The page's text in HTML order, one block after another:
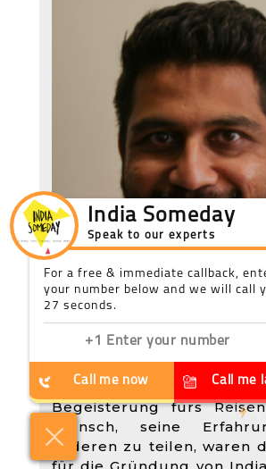
About Harsh
Harsh Sonawala ist
India Someday und reist
Kindheit durch
Indiens und der
Begeisterung fürs
Wunsch, seine
anderen zu teilen, waren
für die Gründung von India
India Someday
Speak to our experts
For a free & immediate callback,
your number below and we will call
27 seconds.
Call me now Call me
We're by